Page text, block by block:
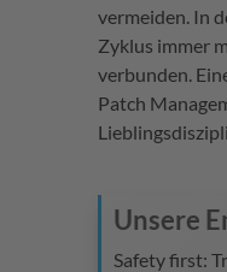
vermeiden. In
Zyklus immer
verbunden.
Patch
Unsere
Safety first: